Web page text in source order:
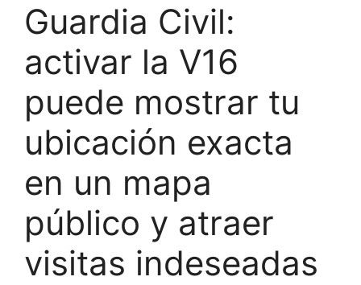
Guardia Civil:
activar la V16
puede mostrar tu
ubicación exacta
en un mapa
público y atraer
visitas indeseadas